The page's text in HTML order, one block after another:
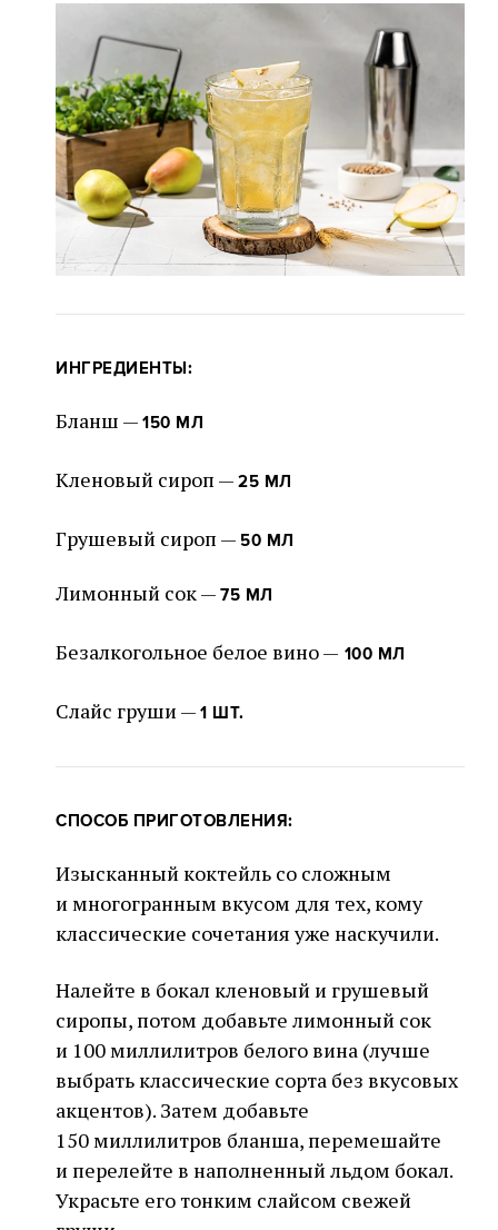
ИНГРЕДИЕНТЫ:
Бланш — 150 МЛ
Кленовый сироп — 25 МЛ
Грушевый сироп — 50 МЛ
Лимонный сок — 75 МЛ
Безалкогольное белое вино — 100 МЛ
Слайс груши — 1 ШТ.
СПОСОБ ПРИГОТОВЛЕНИЯ:
Изысканный коктейль со сложным
и многогранным вкусом для тех, кому
классические сочетания уже наскучили.
Налейте в бокал кленовый и грушевый
сиропы, потом добавьте лимонный сок
и 100 миллилитров белого вина (лучше
выбрать классические сорта без вкусовых
акцентов). Затем добавьте
150 миллилитров бланша, перемешайте
и перелейте в наполненный льдом бокал.
Украсьте его тонким слайсом свежей